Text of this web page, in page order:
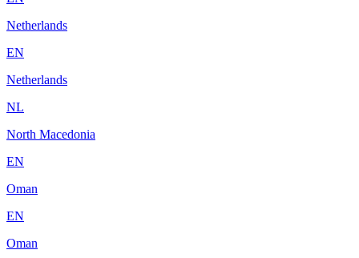
Netherlands
EN
Netherlands
NL
North Macedonia
EN
Oman
EN
Oman